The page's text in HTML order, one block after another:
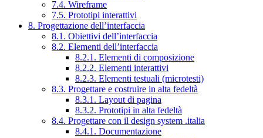
7.4. Wireframe
7.5. Prototipi interattivi
8. Progettazione dell’interfaccia
8.1. Obiettivi dell’interfaccia
8.2. Elementi dell’interfaccia
8.2.1. Elementi di composizione
8.2.2. Elementi interattivi
8.2.3. Elementi testuali (microtesti)
8.3. Progettare e costruire in alta fedeltà
8.3.1. Layout di pagina
8.3.2. Prototipi in alta fedeltà
8.4. Progettare con il design system .italia
8.4.1. Documentazione